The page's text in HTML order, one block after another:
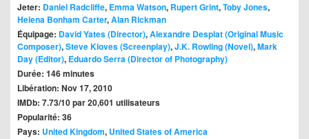
Jeter: Daniel Radcliffe, Emma Watson, Rupert Grint,Toby Jones,
Helena Bonham Carter,Alan Rickman
Équipage: David Yates (Director),Alexandre Desplat (Original Music
Composer),Steve Kloves (Screenplay),J.K. Rowling (Novel),Mark
Day (Editor), Eduardo Serra (Director of Photography)
Durée: 146 minutes
Libération: Nov 17, 2010
IMDb: 7.73/10 par 20,601 utilisateurs
Popularité: 36
Pays: United Kingdom, United States of America